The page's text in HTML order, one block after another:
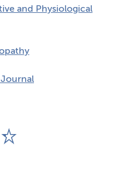
and Physiological